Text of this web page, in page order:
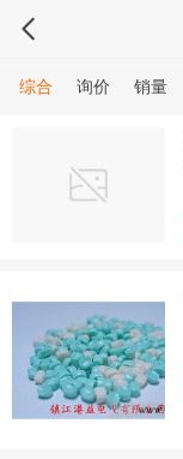
综合 询价 销量